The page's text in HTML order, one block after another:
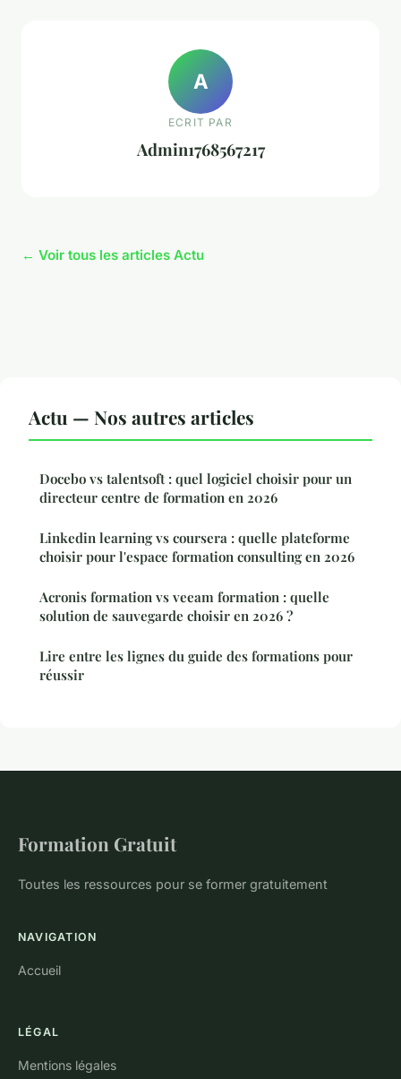
A
ECRIT PAR
Admin1768567217
← Voir tous les articles Actu
Actu — Nos autres articles
Docebo vs talentsoft : quel logiciel choisir pour un
directeur centre de formation en 2026
Linkedin learning vs coursera : quelle plateforme
choisir pour l'espace formation consulting en 2026
Acronis formation vs veeam formation : quelle
solution de sauvegarde choisir en 2026 ?
Lire entre les lignes du guide des formations pour
réussir
Formation Gratuit
Toutes les ressources pour se former gratuitement
NAVIGATION
Accueil
LÉGAL
Mentions légales